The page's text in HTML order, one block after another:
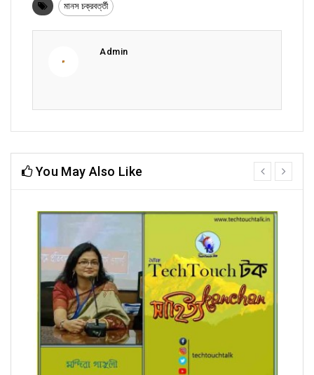
মানস চক্রবর্ত্তী
Admin
You May Also Like
prev